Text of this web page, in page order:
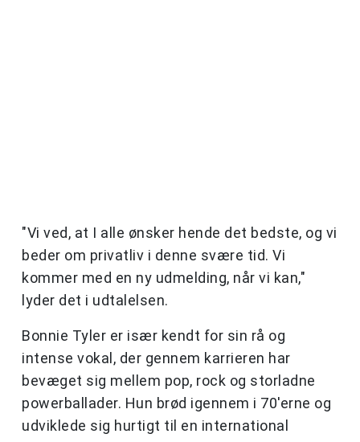
"Vi ved, at I alle ønsker hende det bedste, og vi
beder om privatliv i denne svære tid. Vi
kommer med en ny udmelding, når vi kan,"
lyder det i udtalelsen.
Bonnie Tyler er især kendt for sin rå og
intense vokal, der gennem karrieren har
bevæget sig mellem pop, rock og storladne
powerballader. Hun brød igennem i 70'erne og
udviklede sig hurtigt til en international